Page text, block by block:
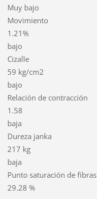
Muy bajo
Movimiento
1.21%
bajo
Cizalle
59 kg/cm2
bajo
Relación de contracción
1.58
baja
Dureza janka
217 kg
baja
Punto saturación de fibras
29.28 %